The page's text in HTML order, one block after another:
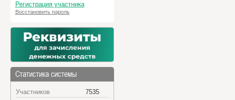
Регистрация участника
Восстановить пароль
Статистика системы
Участников
7535